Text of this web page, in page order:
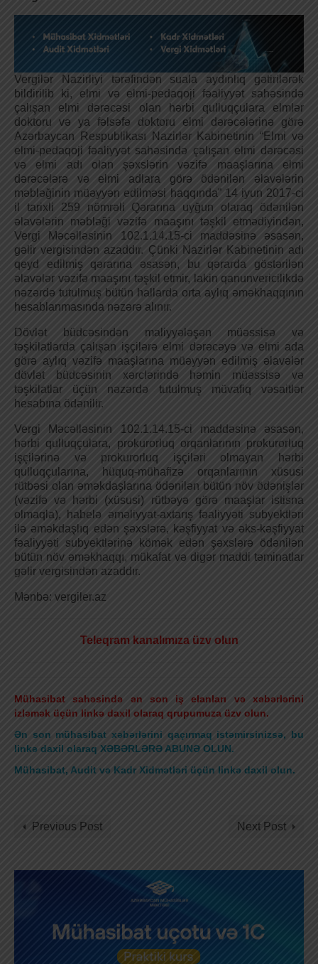
Vergilər Nazirliyi tərəfindən suala aydınlıq gətirilərək
bildirilib ki, elmi və elmi-pedaqoji fəaliyyət sahəsində
çalışan elmi dərəcəsi olan hərbi qulluqçulara elmlər
doktoru və ya fəlsəfə doktoru elmi dərəcələrinə görə
Azərbaycan Respublikası Nazirlər Kabinetinin “Elmi və
elmi-pedaqoji fəaliyyət sahəsində çalışan elmi dərəcəsi
və elmi adı olan şəxslərin vəzifə maaşlarına elmi
dərəcələrə və elmi adlara görə ödənilən əlavələrin
məbləğinin müəyyən edilməsi haqqında” 14 iyun 2017-ci
il tarixli 259 nömrəli Qərarına uyğun olaraq ödənilən
əlavələrin məbləği vəzifə maaşını təşkil etmədiyindən,
Vergi Məcəlləsinin 102.1.14.15-ci maddəsinə əsasən,
gəlir vergisindən azaddır. Çünki Nazirlər Kabinetinin adı
qeyd edilmiş qərarına əsasən, bu qərarda göstərilən
əlavələr vəzifə maaşını təşkil etmir, lakin qanunvericilikdə
nəzərdə tutulmuş bütün hallarda orta aylıq əməkhaqqının
hesablanmasında nəzərə alınır.
Dövlət büdcəsindən maliyyələşən müəssisə və
təşkilatlarda çalışan işçilərə elmi dərəcəyə və elmi ada
görə aylıq vəzifə maaşlarına müəyyən edilmiş əlavələr
dövlət büdcəsinin xərclərində həmin müəssisə və
təşkilatlar üçün nəzərdə tutulmuş müvafiq vəsaitlər
hesabına ödənilir.
Vergi Məcəlləsinin 102.1.14.15-ci maddəsinə əsasən,
hərbi qulluqçulara, prokurorluq orqanlarının prokurorluq
işçilərinə və prokurorluq işçiləri olmayan hərbi
qulluqçularına, hüquq-mühafizə orqanlarının xüsusi
rütbəsi olan əməkdaşlarına ödənilən bütün növ ödənişlər
(vəzifə və hərbi (xüsusi) rütbəyə görə maaşlar istisna
olmaqla), habelə əməliyyat-axtarış fəaliyyəti subyektləri
ilə əməkdaşlıq edən şəxslərə, kəşfiyyat və əks-kəşfiyyat
fəaliyyəti subyektlərinə kömək edən şəxslərə ödənilən
bütün növ əməkhaqqı, mükafat və digər maddi təminatlar
gəlir vergisindən azaddır.
Mənbə: vergiler.az
Teleqram kanalımıza üzv olun
Mühasibat sahəsində ən son iş elanları və xəbərlərini
izləmək üçün linkə daxil olaraq qrupumuza üzv olun.
Ən son mühasibat xəbərlərini qaçırmaq istəmirsinizsə, bu
linkə daxil olaraq XƏBƏRLƏRƏ ABUNƏ OLUN.
Mühasibat, Audit və Kadr Xidmətləri üçün linkə daxil olun.
Previous Post Next Post